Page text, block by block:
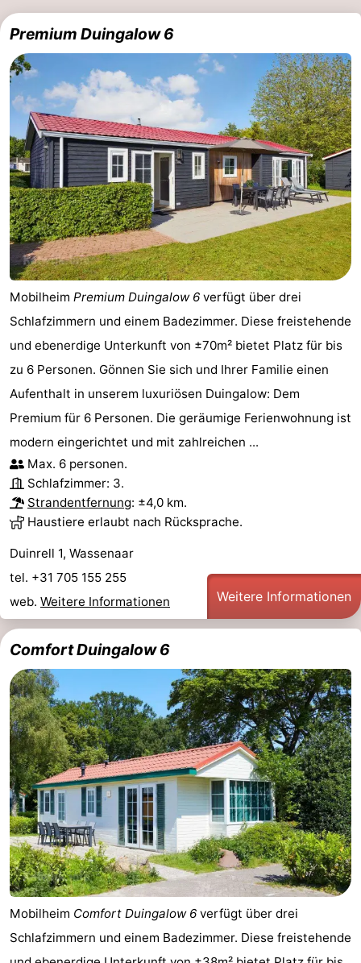
Premium Duingalow 6
Mobilheim Premium Duingalow 6 verfügt über drei
Schlafzimmern und einem Badezimmer. Diese freistehende
und ebenerdige Unterkunft von ±70m² bietet Platz für bis
zu 6 Personen. Gönnen Sie sich und Ihrer Familie einen
Aufenthalt in unserem luxuriösen Duingalow: Dem
Premium für 6 Personen. Die geräumige Ferienwohnung ist
modern eingerichtet und mit zahlreichen ...
Max. 6 personen.
Schlafzimmer: 3.
Strandentfernung: ±4,0 km.
Haustiere erlaubt nach Rücksprache.
Duinrell 1, Wassenaar
tel. +31 705 155 255
web. Weitere Informationen Weitere Informationen
Comfort Duingalow 6
Mobilheim Comfort Duingalow 6 verfügt über drei
Schlafzimmern und einem Badezimmer. Diese freistehende